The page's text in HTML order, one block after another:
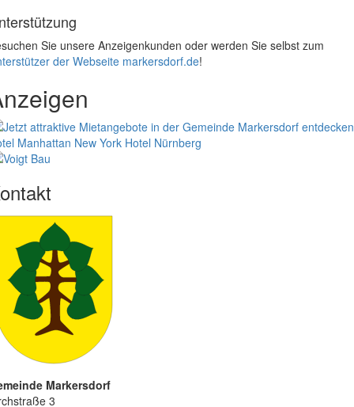
Sie unsere Anzeigenkunden oder werden Sie selbst zum
der Webseite markersdorf.de!
Manhattan New York Hotel Nürnberg
Markersdorf
3